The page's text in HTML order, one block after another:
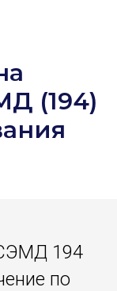
(194)
194
по